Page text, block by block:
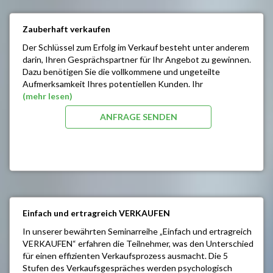
sind unsichtbar
Evolutionäre Beweggründe: Wie die richtige
Einstellung Ihr Leben verändert
Vertieftes Körperverständnis
Tiefgreifende Vitalisierung
Erkennen von Entwicklungssymbolen
Anleitung zur Verhaltensänderung
Persönlicher Masterplan zur Bewältigung der
persönlichen Stressoren
Einführung in die Welt der unterschiedlichen
Erkennen (Lesen) der unterschiedlichen Kunden- /
Mitarbeitertypen
Entwicklung von typologischen Verkaufsstrategien /
Verhalten
Was bedeutet dieses Wissen für die
Führungsverantwortung
Die unterschiedlichen Mitarbeitergespräche (Lob,
Kritik, Ziele) typologisch richtig vorbereiten und
Zauberhaft verkaufen
Der Schlüssel zum Erfolg im Verkauf besteht unter anderem
darin, Ihren Gesprächspartner für Ihr Angebot zu gewinnen.
Dazu benötigen Sie die vollkommene und ungeteilte
Aufmerksamkeit Ihres potentiellen Kunden. Ihr
„Verkaufsdialog“ sollte einen „roten Faden“ und einen
ausgewogenen Spannungsbogen haben.
Seminarinhalt / Ziele
Zeit
Sie erlernen 5 Zauberkunststücke für Ihre berufliche
Verkaufsgespräche lebendig und motiviert
durchführen
(mehr lesen)
ANFRAGE SENDEN
Einfach und ertragreich VERKAUFEN
In unserer bewährten Seminarreihe „Einfach und ertragreich
VERKAUFEN“ erfahren die Teilnehmer, was den Unterschied
für einen effizienten Verkaufsprozess ausmacht. Die 5
Stufen des Verkaufsgespräches werden psychologisch